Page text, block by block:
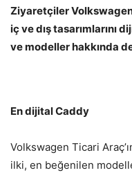
Ziyaretçiler
iç ve dış tasarımlarını
ve modeller hakkında
En dijital Caddy
Volkswagen Ticari
ilki, en beğenilen